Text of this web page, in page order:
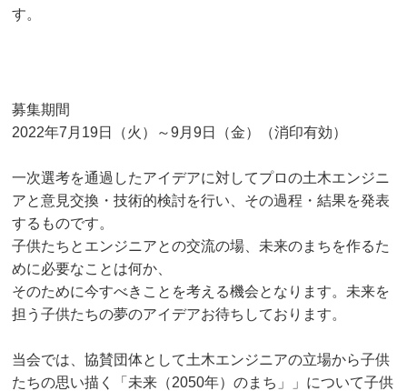
す。
募集期間
2022年7月19日（火）～9月9日（金）（消印有効）
一次選考を通過したアイデアに対してプロの土木エンジニ
アと意見交換・技術的検討を行い、その過程・結果を発表
するものです。
子供たちとエンジニアとの交流の場、未来のまちを作るた
めに必要なことは何か、
そのために今すべきことを考える機会となります。未来を
担う子供たちの夢のアイデアお待ちしております。
当会では、協賛団体として土木エンジニアの立場から子供
たちの思い描く「未来（2050年）のまち」」について子供